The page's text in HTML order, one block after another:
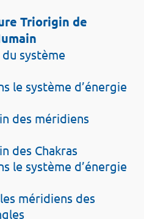
Triorigin de
système
le système d’énergie
des méridiens
des Chakras
le système d’énergie
méridiens des